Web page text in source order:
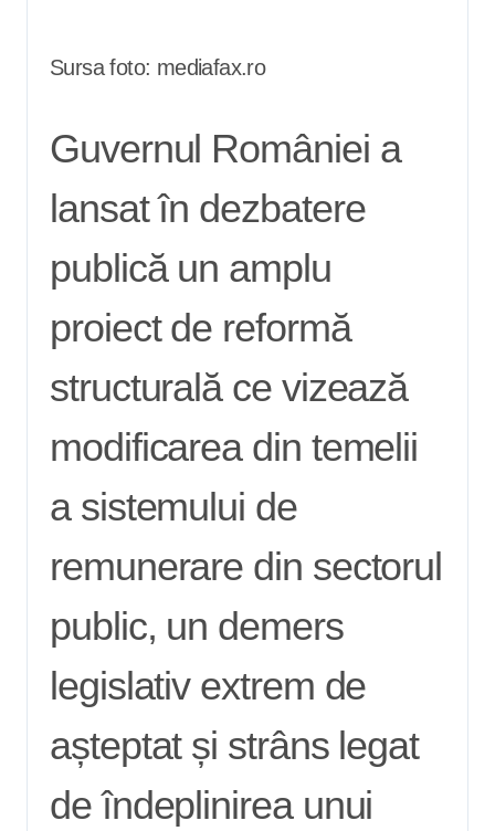
Sursa foto: mediafax.ro
Guvernul României a
lansat în dezbatere
publică un amplu
proiect de reformă
structurală ce vizează
modificarea din temelii
a sistemului de
remunerare din sectorul
public, un demers
legislativ extrem de
așteptat și strâns legat
de îndeplinirea unui